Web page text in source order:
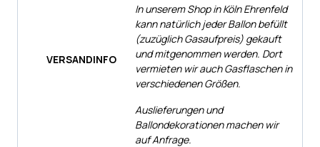
VERSANDINFO
In unserem Shop in Köln Ehrenfeld
kann natürlich jeder Ballon befüllt
(zuzüglich Gasaufpreis) gekauft
und mitgenommen werden. Dort
vermieten wir auch Gasflaschen in
verschiedenen Größen.
Auslieferungen und
Ballondekorationen machen wir
auf Anfrage.